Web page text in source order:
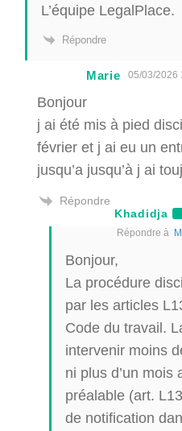
L’équipe LegalPlace.
Répondre
Marie 05/03/2026
Bonjour
j ai été mis à pied
février et j ai eu un
jusqu’a jusqu’à j ai
Répondre
Khadidja
Répondre à
Bonjour,
La procédure
par les articles
Code du travail.
intervenir moins
ni plus d’un mois
préalable (art.
de notification